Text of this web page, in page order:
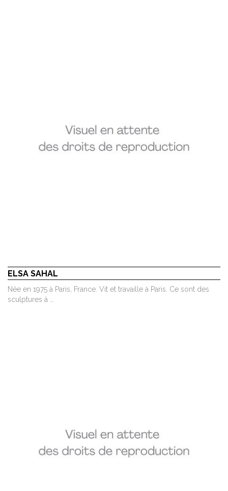
ELSA SAHAL
Née en 1975 à Paris, France. Vit et travaille à Paris. Ce sont des
sculptures à …